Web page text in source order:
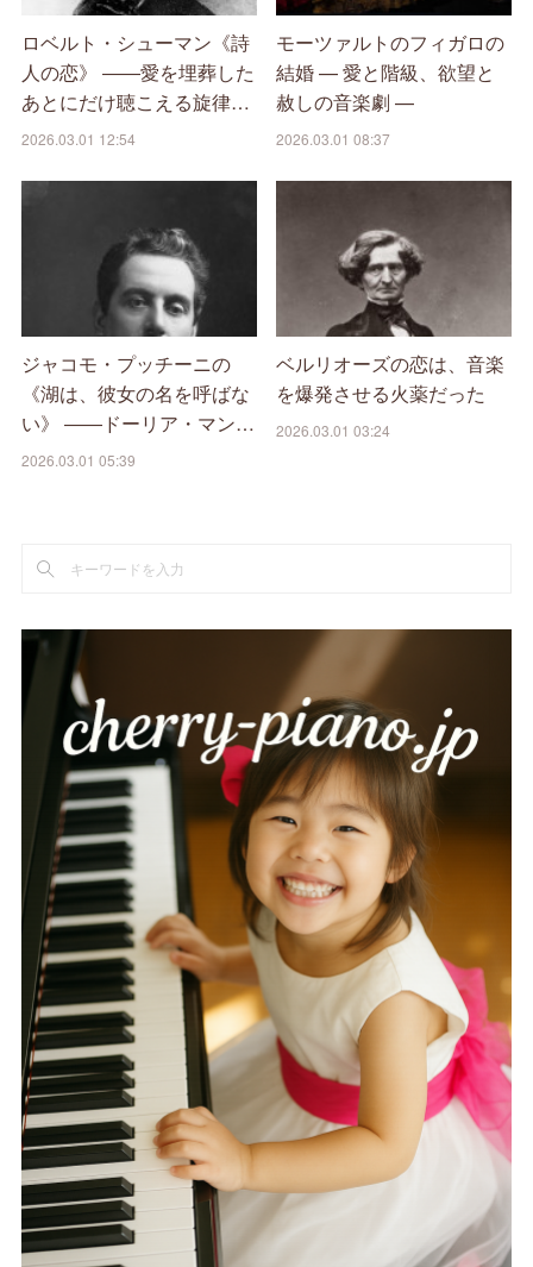
ロベルト・シューマン《詩
人の恋》 ――愛を埋葬した
あとにだけ聴こえる旋律…
2026.03.01 12:54
モーツァルトのフィガロの
結婚 — 愛と階級、欲望と
赦しの音楽劇 —
2026.03.01 08:37
ジャコモ・プッチーニの
《湖は、彼女の名を呼ばな
い》 ――ドーリア・マン…
2026.03.01 05:39
ベルリオーズの恋は、音楽
を爆発させる火薬だった
2026.03.01 03:24